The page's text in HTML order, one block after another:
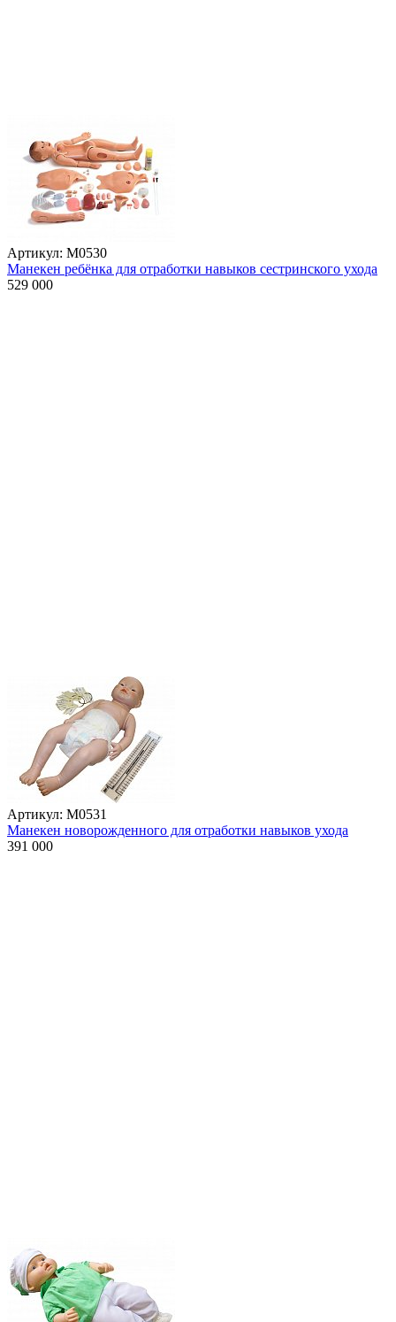
Артикул: М0530
Манекен ребёнка для отработки навыков сестринского ухода
529 000
Артикул: М0531
Манекен новорожденного для отработки навыков ухода
391 000